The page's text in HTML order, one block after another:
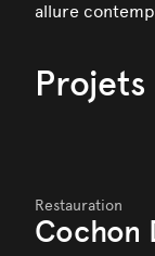
allure
Restauration
Cochon